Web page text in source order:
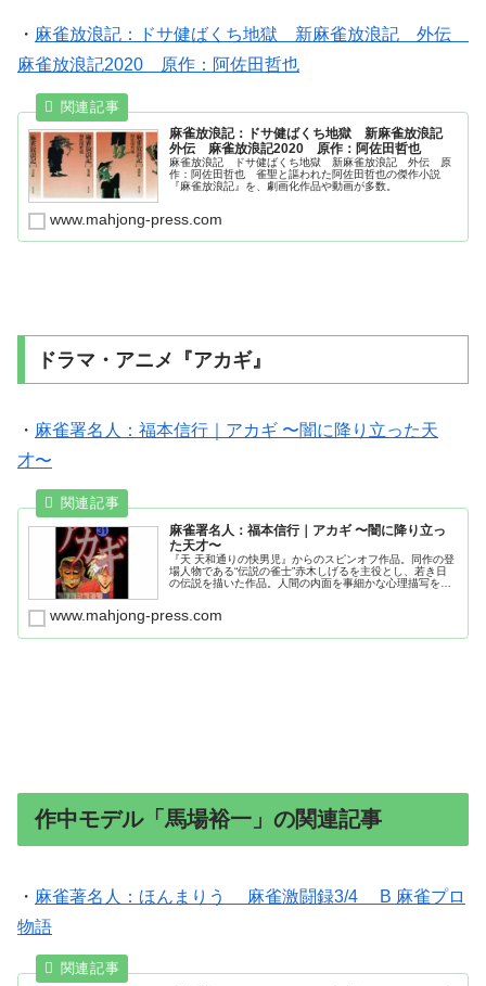
・ 麻雀放浪記：ドサ健ばくち地獄 新麻雀放浪記 外伝
麻雀放浪記2020 原作：阿佐田哲也
麻雀放浪記：ドサ健ばくち地獄 新麻雀放浪記
外伝 麻雀放浪記2020 原作：阿佐田哲也
麻雀放浪記 ドサ健ばくち地獄 新麻雀放浪記 外伝 原
作：阿佐田哲也 雀聖と謳われた阿佐田哲也の傑作小説
『麻雀放浪記』を、劇画化作品や動画が多数。
www.mahjong-press.com
ドラマ・アニメ『アカギ』
・ 麻雀署名人：福本信行｜アカギ 〜闇に降り立った天
才〜
麻雀署名人：福本信行｜アカギ 〜闇に降り立っ
た天才〜
『天 天和通りの快男児』からのスピンオフ作品。同作の登
場人物である“伝説の雀士”赤木しげるを主役とし、若き日
の伝説を描いた作品。人間の内面を事細かな心理描写をも
www.mahjong-press.com
作中モデル「馬場裕一」の関連記事
・ 麻雀著名人：ほんまりう 麻雀激闘録3/4 B 麻雀プロ
物語